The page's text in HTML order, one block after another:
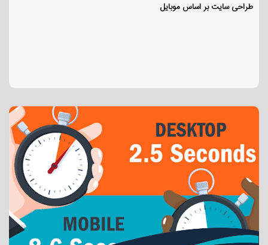
طراحی سایت بر اساس موبایل